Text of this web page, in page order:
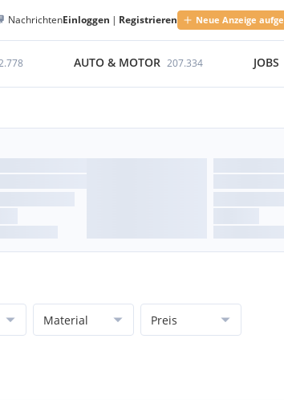
NachrichtenEinloggen | Registrieren Neue Anzeige
AUTO & MOTOR 207.334 JOBS
Material Preis